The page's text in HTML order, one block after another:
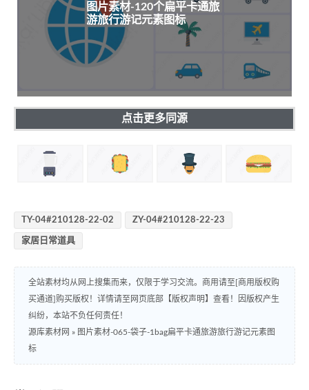
图片素材-120个扁平卡通旅
游旅行游记元素图标
点击更多同源
TY-04#210128-22-02 ZY-04#210128-22-23
家居日常道具
全站素材均从网上搜集而来，仅限于学习交流。商用请至[商用版权购
买通道]购买版权！详情请至网页底部【版权声明】查看！因版权产生
纠纷，本站不负任何责任！
源库素材网 » 图片素材-065-袋子-1bag扁平卡通旅游旅行游记元素图
标